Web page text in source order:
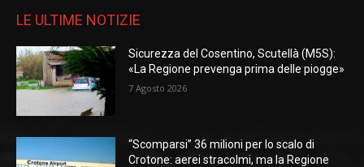
LE ULTIME NOTIZIE
Sicurezza del Cosentino, Scutellà (M5S):
«La Regione prevenga prima delle piogge»
7 Agosto 2026
“Scomparsi” 36 milioni per lo scalo di
Crotone: aerei stracolmi, ma la Regione